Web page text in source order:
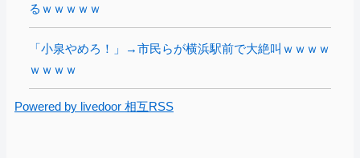
るｗｗｗｗｗ
「小泉やめろ！」→市民らが横浜駅前で大絶叫ｗｗｗｗ
ｗｗｗｗ
Powered by livedoor 相互RSS